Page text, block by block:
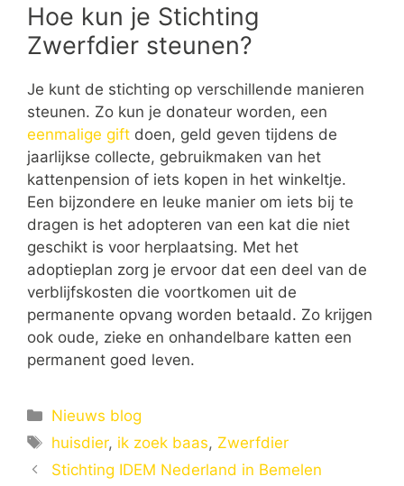
Hoe kun je Stichting
Zwerfdier steunen?
Je kunt de stichting op verschillende manieren
steunen. Zo kun je donateur worden, een
eenmalige gift doen, geld geven tijdens de
jaarlijkse collecte, gebruikmaken van het
kattenpension of iets kopen in het winkeltje.
Een bijzondere en leuke manier om iets bij te
dragen is het adopteren van een kat die niet
geschikt is voor herplaatsing. Met het
adoptieplan zorg je ervoor dat een deel van de
verblijfskosten die voortkomen uit de
permanente opvang worden betaald. Zo krijgen
ook oude, zieke en onhandelbare katten een
permanent goed leven.
Categorieën
Nieuws blog
Tags
huisdier, ik zoek baas, Zwerfdier
Stichting IDEM Nederland in Bemelen